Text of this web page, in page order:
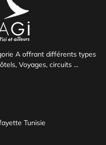
A offrant différents types
Voyages, circuits ...
Tunisie